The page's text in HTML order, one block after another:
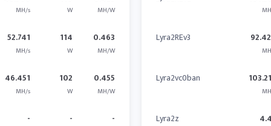
MH/s W MH/W
52.741
MH/s
114
W
0.463
MH/W
46.451
MH/s
102
W
0.455
MH/W
- - -
Lyra2REv3
Lyra2vc0ban
Lyra2z